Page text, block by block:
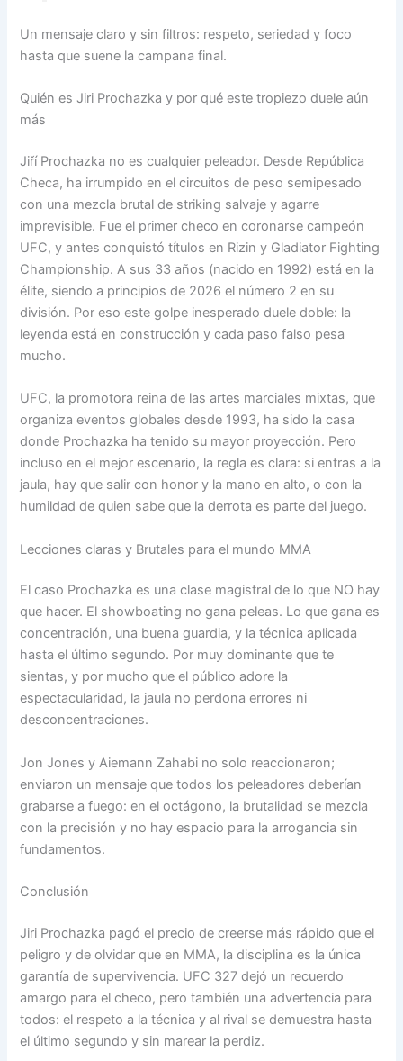
Un mensaje claro y sin filtros: respeto, seriedad y foco
hasta que suene la campana final.
Quién es Jiri Prochazka y por qué este tropiezo duele aún
más
Jiří Prochazka no es cualquier peleador. Desde República
Checa, ha irrumpido en el circuitos de peso semipesado
con una mezcla brutal de striking salvaje y agarre
imprevisible. Fue el primer checo en coronarse campeón
UFC, y antes conquistó títulos en Rizin y Gladiator Fighting
Championship. A sus 33 años (nacido en 1992) está en la
élite, siendo a principios de 2026 el número 2 en su
división. Por eso este golpe inesperado duele doble: la
leyenda está en construcción y cada paso falso pesa
mucho.
UFC, la promotora reina de las artes marciales mixtas, que
organiza eventos globales desde 1993, ha sido la casa
donde Prochazka ha tenido su mayor proyección. Pero
incluso en el mejor escenario, la regla es clara: si entras a la
jaula, hay que salir con honor y la mano en alto, o con la
humildad de quien sabe que la derrota es parte del juego.
Lecciones claras y Brutales para el mundo MMA
El caso Prochazka es una clase magistral de lo que NO hay
que hacer. El showboating no gana peleas. Lo que gana es
concentración, una buena guardia, y la técnica aplicada
hasta el último segundo. Por muy dominante que te
sientas, y por mucho que el público adore la
espectacularidad, la jaula no perdona errores ni
desconcentraciones.
Jon Jones y Aiemann Zahabi no solo reaccionaron;
enviaron un mensaje que todos los peleadores deberían
grabarse a fuego: en el octágono, la brutalidad se mezcla
con la precisión y no hay espacio para la arrogancia sin
fundamentos.
Conclusión
Jiri Prochazka pagó el precio de creerse más rápido que el
peligro y de olvidar que en MMA, la disciplina es la única
garantía de supervivencia. UFC 327 dejó un recuerdo
amargo para el checo, pero también una advertencia para
todos: el respeto a la técnica y al rival se demuestra hasta
el último segundo y sin marear la perdiz.